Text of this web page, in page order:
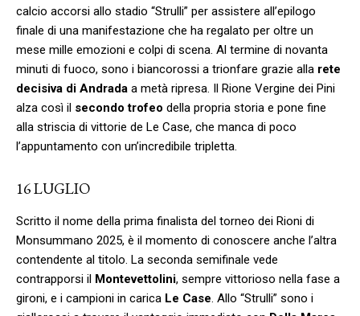
calcio accorsi allo stadio “Strulli” per assistere all’epilogo
finale di una manifestazione che ha regalato per oltre un
mese mille emozioni e colpi di scena. Al termine di novanta
minuti di fuoco, sono i biancorossi a trionfare grazie alla rete
decisiva di Andrada a metà ripresa. Il Rione Vergine dei Pini
alza così il secondo trofeo della propria storia e pone fine
alla striscia di vittorie de Le Case, che manca di poco
l’appuntamento con un’incredibile tripletta.
16 LUGLIO
Scritto il nome della prima finalista del torneo dei Rioni di
Monsummano 2025, è il momento di conoscere anche l’altra
contendente al titolo. La seconda semifinale vede
contrapporsi il Montevettolini, sempre vittorioso nella fase a
gironi, e i campioni in carica Le Case. Allo “Strulli” sono i